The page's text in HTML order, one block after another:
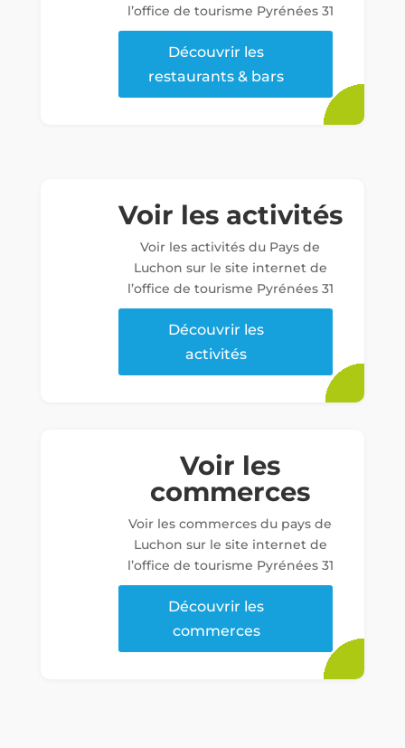
l’office de tourisme Pyrénées 31
Découvrir les
restaurants & bars
Voir les activités
Voir les activités du Pays de
Luchon sur le site internet de
l’office de tourisme Pyrénées 31
Découvrir les
activités
Voir les
commerces
Voir les commerces du pays de
Luchon sur le site internet de
l’office de tourisme Pyrénées 31
Découvrir les
commerces